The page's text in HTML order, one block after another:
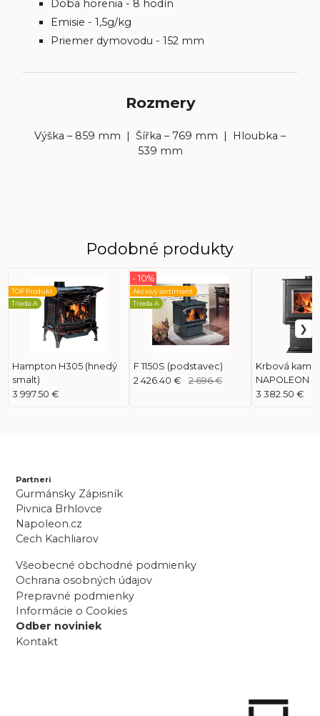
Doba horenia - 8 hodín
Emisie - 1,5g/kg
Priemer dymovodu - 152 mm
Rozmery
Výška – 859 mm | Šířka – 769 mm | Hloubka –
539 mm
Podobné produkty
Hampton H305 (hnedý
smalt)
TOP Produkt
Trieda A
3 997.50 €
F 1150S (podstavec)
Akciový sortiment
Trieda A
- 10%
2 426.40 € 2 696 €
Krbová
NAPOLEON
3 382.50 €
Partneri
Gurmánsky Zápisník
Pivnica Brhlovce
Napoleon.cz
Cech Kachliarov
Všeobecné obchodné podmienky
Ochrana osobných údajov
Prepravné podmienky
Informácie o Cookies
Odber noviniek
Kontakt